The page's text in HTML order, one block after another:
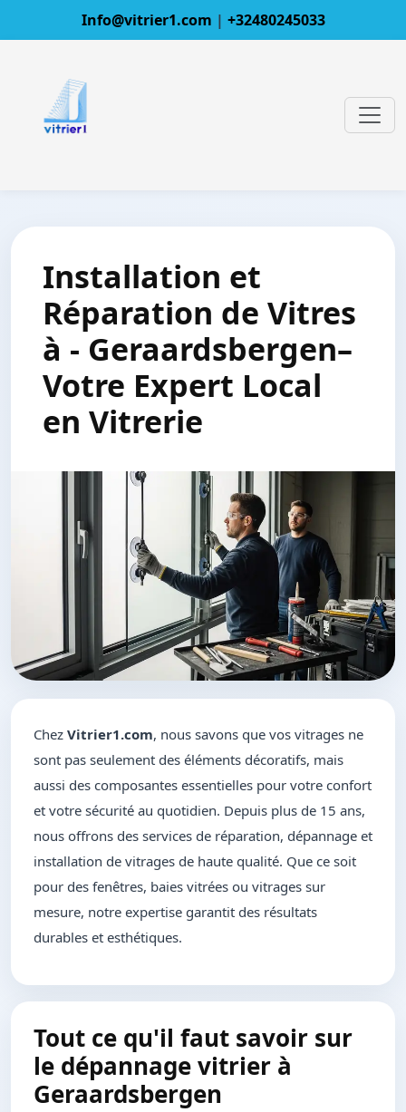
Info@vitrier1.com | +32480245033
Installation et
Réparation de Vitres
à - Geraardsbergen–
Votre Expert Local
en Vitrerie
Chez Vitrier1.com, nous savons que vos vitrages ne
sont pas seulement des éléments décoratifs, mais
aussi des composantes essentielles pour votre confort
et votre sécurité au quotidien. Depuis plus de 15 ans,
nous offrons des services de réparation, dépannage et
installation de vitrages de haute qualité. Que ce soit
pour des fenêtres, baies vitrées ou vitrages sur
mesure, notre expertise garantit des résultats
durables et esthétiques.
Tout ce qu'il faut savoir sur
le dépannage vitrier à
Geraardsbergen